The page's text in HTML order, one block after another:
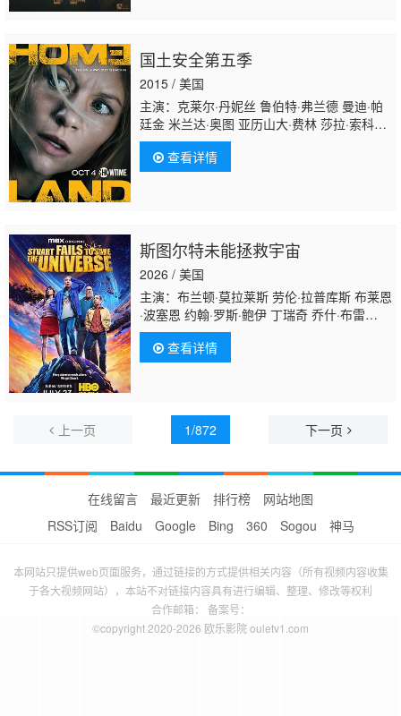
国土安全第五季
2015 / 美国
主演：克莱尔·丹妮丝 鲁伯特·弗兰德 曼迪·帕
廷金 米兰达·奥图 亚历山大·费林 莎拉·索科洛
維奇 塞巴斯蒂安·科赫 尼娜·霍斯 F·默里·亚伯
拉罕 阿斯尔·阿德尔 麦卡·霍普特曼 约翰·盖
兹 萨米尔·富赫斯 马丁·乌特克 阿德南·马拉
查看详情
斯图尔特未能拯救宇宙
2026 / 美国
主演：布兰顿·莫拉莱斯 劳伦·拉普库斯 布莱恩
·波塞恩 约翰·罗斯·鲍伊 丁瑞奇 乔什·布雷
纳 凯文·苏斯曼 路易斯·穆斯蒂略 瑞恩·卡特赖
特 阿蒂克斯·巴塔坎 雅沙·斯莱瑟斯 维奥莱特·
林
查看详情
上一页 1/872 下一页
在线留言 最近更新 排行榜
网站地图
RSS订阅
Baidu Google Bing 360 Sogou 神马
本网站只提供web页面服务，通过链接的方式提供相关内容（所有视频内容收集
于各大视频网站），本站不对链接内容具有进行编辑、整理、修改等权利
合作邮箱： 备案号：
©copyright 2020-2026 欧乐影院 ouletv1.com